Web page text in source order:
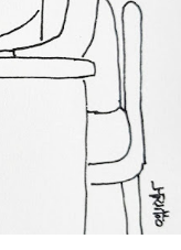
, 취득세 신고 세무서, 시
망신고 당일에 끝낼 수
회되는 것 vs 안되는
권 사금융, 개인 간 거래
산, 현금 기타 연금 사업
후 ...